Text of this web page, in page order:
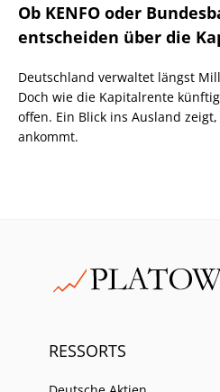
Ob KENFO oder
entscheiden über die
Deutschland verwaltet längst
Doch wie die Kapitalrente
offen. Ein Blick ins Ausland
ankommt.
RESSORTS